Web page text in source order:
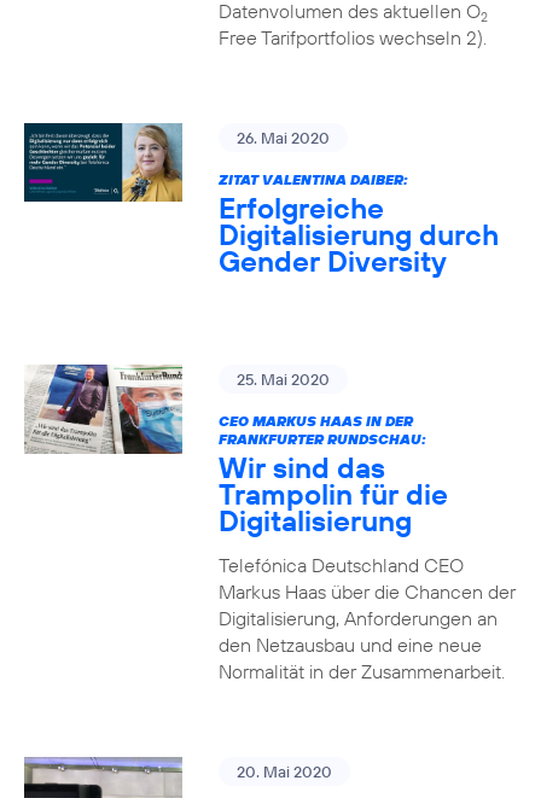
Datenvolumen des aktuellen O2
Free Tarifportfolios wechseln 2).
26. Mai 2020
ZITAT VALENTINA DAIBER:
Erfolgreiche
Digitalisierung durch
Gender Diversity
25. Mai 2020
CEO MARKUS HAAS IN DER
FRANKFURTER RUNDSCHAU:
Wir sind das
Trampolin für die
Digitalisierung
Telefónica Deutschland CEO
Markus Haas über die Chancen der
Digitalisierung, Anforderungen an
den Netzausbau und eine neue
Normalität in der Zusammenarbeit.
20. Mai 2020